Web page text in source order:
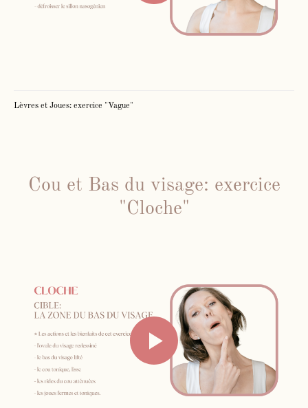
Lèvres et Joues: exercice "Vague"
Cou et Bas du visage: exercice
"Cloche"